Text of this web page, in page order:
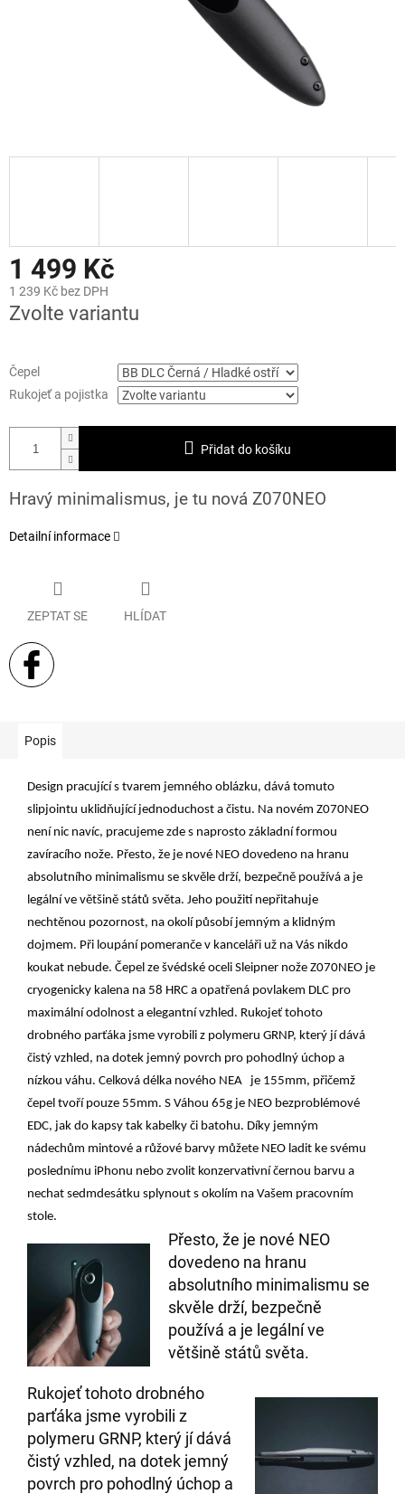
1 499 Kč
1 239 Kč bez DPH
Zvolte variantu
Čepel
Rukojeť a pojistka
Přidat do košíku
Hravý minimalismus, je tu nová Z070NEO
Detailní informace
ZEPTAT SE HLÍDAT
Popis
Design pracující s tvarem jemného oblázku, dává tomuto
slipjointu uklidňující jednoduchost a čistu. Na novém Z070NEO
není nic navíc, pracujeme zde s naprosto základní formou
zavíracího nože. Přesto, že je nové NEO dovedeno na hranu
absolutního minimalismu se skvěle drží, bezpečně používá a je
legální ve většině států světa. Jeho použití nepřitahuje
nechtěnou pozornost, na okolí působí jemným a klidným
dojmem. Při loupání pomeranče v kanceláři už na Vás nikdo
koukat nebude. Čepel ze švédské oceli Sleipner nože Z070NEO je
cryogenicky kalena na 58 HRC a opatřená povlakem DLC pro
maximální odolnost a elegantní vzhled. Rukojeť tohoto
drobného parťáka jsme vyrobili z polymeru GRNP, který jí dává
čistý vzhled, na dotek jemný povrch pro pohodlný úchop a
nízkou váhu. Celková délka nového NEA je 155mm, přičemž
čepel tvoří pouze 55mm. S Váhou 65g je NEO bezproblémové
EDC, jak do kapsy tak kabelky či batohu. Díky jemným
nádechům mintové a růžové barvy můžete NEO ladit ke svému
poslednímu iPhonu nebo zvolit konzervativní černou barvu a
nechat sedmdesátku splynout s okolím na Vašem pracovním
stole.
Přesto, že je nové NEO
dovedeno na hranu
absolutního minimalismu se
skvěle drží, bezpečně
používá a je legální ve
většině států světa.
Rukojeť tohoto drobného
parťáka jsme vyrobili z
polymeru GRNP, který jí dává
čistý vzhled, na dotek jemný
povrch pro pohodlný úchop a